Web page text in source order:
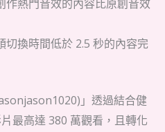
作熱門音效的內容比原創音效
切換時間低於 2.5 秒的內容完
」透過結合健
最高達 380 萬觀看，且轉化